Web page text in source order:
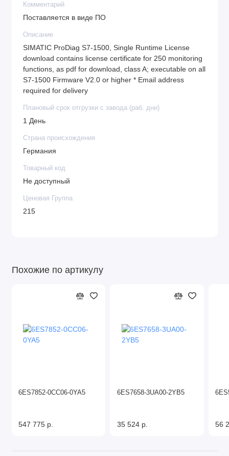
Комментарий
Поставляется в виде ПО
Описание
SIMATIC ProDiag S7-1500, Single Runtime License
download contains license certificate for 250 monitoring
functions, as pdf for download, class A; executable on all
S7-1500 Firmware V2.0 or higher * Email address
required for delivery
Плановый срок отгрузки с завода (раб. дни)
1 День
Страна происхождения
Германия
Товарный код
Не доступный
Ценовая Группа
215
Похожие по артикулу
6ES7852-0CC06-0YA5
547 775 р.
6ES7658-3UA00-2YB5
35 524 р. 56